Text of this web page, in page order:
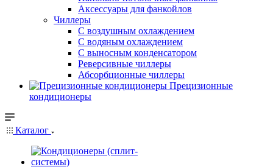
Аксессуары для фанкойлов
Чиллеры
С воздушным охлаждением
С водяным охлаждением
С выносным конденсатором
Реверсивные чиллеры
Абсорбционные чиллеры
Прецизионные
кондиционеры
Каталог